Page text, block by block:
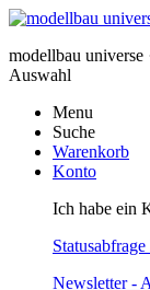
modellbau
Auswahl
Menu
Suche
Warenkorb
Konto
Ich habe ein
Newsletter -